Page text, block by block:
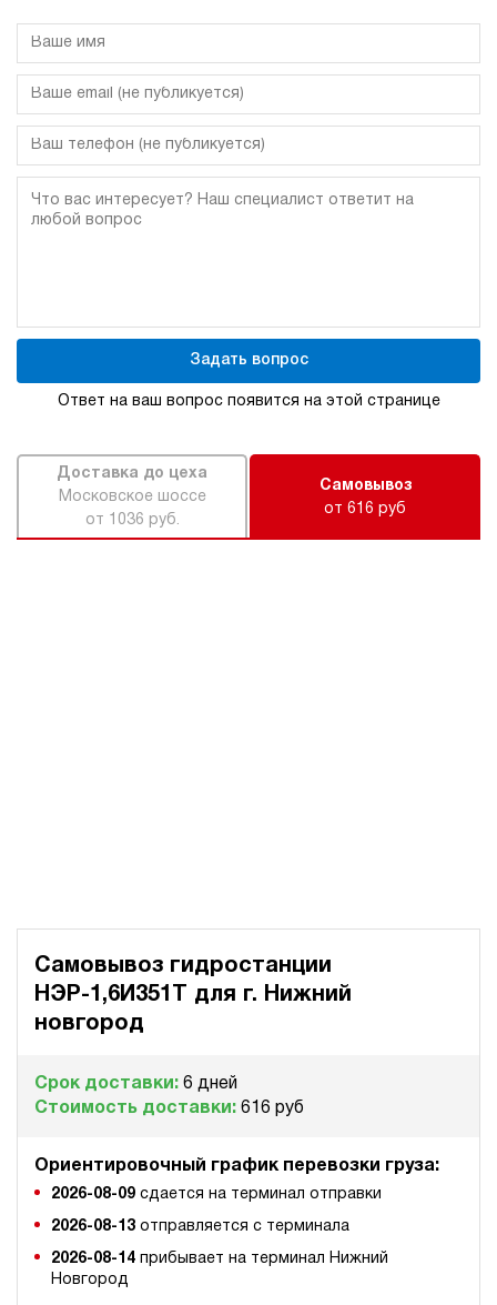
Ответ на ваш вопрос появится на этой странице
Задать вопрос
Доставка до цеха
Московское шоссе
от 1036 руб.
Самовывоз
от 616 руб
Самовывоз гидростанции
НЭР-1,6И351Т для г. Нижний
новгород
Срок доставки: 6 дней
Стоимость доставки: 616 руб
Ориентировочный график перевозки груза:
2026-08-09 сдается на терминал отправки
2026-08-13 отправляется с терминала
2026-08-14 прибывает на терминал Нижний
Новгород